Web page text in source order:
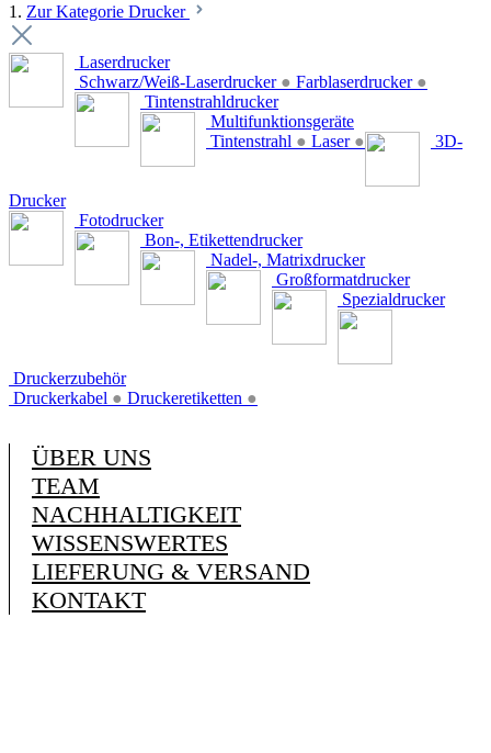
1. Zur Kategorie Drucker
Laserdrucker
Schwarz/Weiß-Laserdrucker ● Farblaserdrucker ●
Tintenstrahldrucker
Multifunktionsgeräte
Tintenstrahl ● Laser ● 3D-
Drucker
Fotodrucker
Bon-, Etikettendrucker
Nadel-, Matrixdrucker
Großformatdrucker
Spezialdrucker
Druckerzubehör
Druckerkabel ● Druckeretiketten ●
ÜBER UNS
TEAM
NACHHALTIGKEIT
WISSENSWERTES
LIEFERUNG & VERSAND
KONTAKT